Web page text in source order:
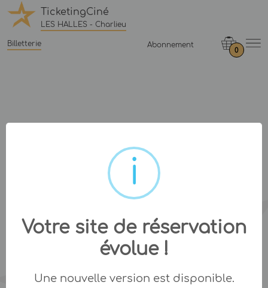
TicketingCiné
LES HALLES - Charlieu
Billetterie Abonnement
0
Votre site de réservation
évolue !
Une nouvelle version est disponible.